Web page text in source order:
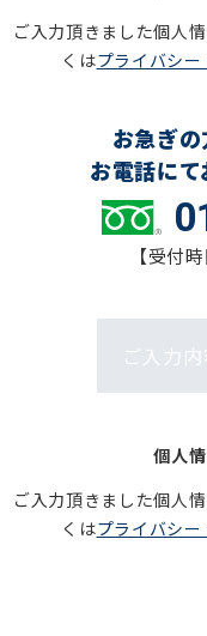
ご入力頂きました個人
くはプライバシ
お急ぎ
お電話にて
【受付
ご入力
個人
ご入力頂きました個人
くはプライバシ